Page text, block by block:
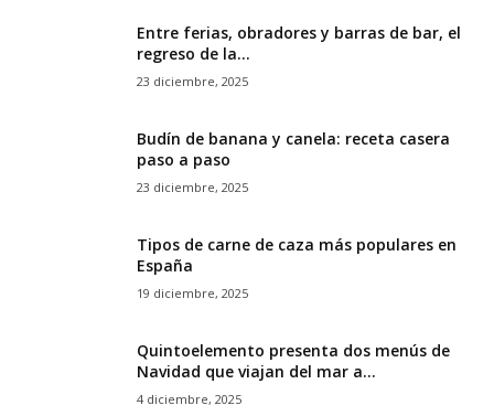
Entre ferias, obradores y barras de bar, el
regreso de la...
23 diciembre, 2025
Budín de banana y canela: receta casera
paso a paso
23 diciembre, 2025
Tipos de carne de caza más populares en
España
19 diciembre, 2025
Quintoelemento presenta dos menús de
Navidad que viajan del mar a...
4 diciembre, 2025